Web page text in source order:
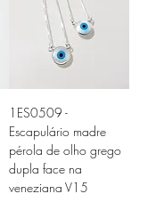
1ES0509 -
Escapulário madre
pérola de olho grego
dupla face na
veneziana V15